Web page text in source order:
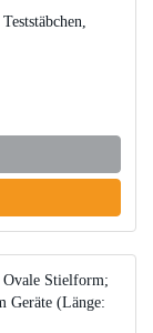
Ovale Stielform;
Geräte (Länge: